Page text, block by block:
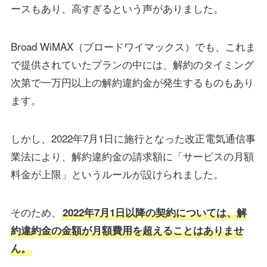
ースもあり、高すぎるという声がありました。
Broad WiMAX（ブロードワイマックス）でも、これま
で提供されていたプランの中には、解約のタイミング
次第で一万円以上の解約違約金が発生するものもあり
ます。
しかし、2022年7月1日に施行となった改正電気通信事
業法により、解約違約金の請求額に「サービスの月額
料金が上限」というルールが設けられました。
そのため、
2022年7月1日以降の契約については、解
約違約金の金額が月額費用を超えることはありませ
ん。